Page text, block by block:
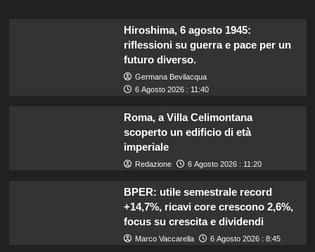
Hiroshima, 6 agosto 1945:
riflessioni su guerra e pace per un
futuro diverso.
Germana Bevilacqua
6 Agosto 2026 : 11:40
Roma, a Villa Celimontana
scoperto un edificio di età
imperiale
Redazione 6 Agosto 2026 : 11:20
BPER: utile semestrale record
+14,7%, ricavi core crescono 2,6%,
focus su crescita e dividendi
Marco Vaccarella 6 Agosto 2026 : 8:45